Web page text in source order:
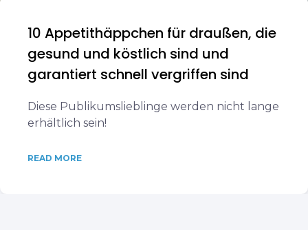
10 Appetithäppchen für draußen, die
gesund und köstlich sind und
garantiert schnell vergriffen sind
Diese Publikumslieblinge werden nicht lange
erhältlich sein!
READ MORE